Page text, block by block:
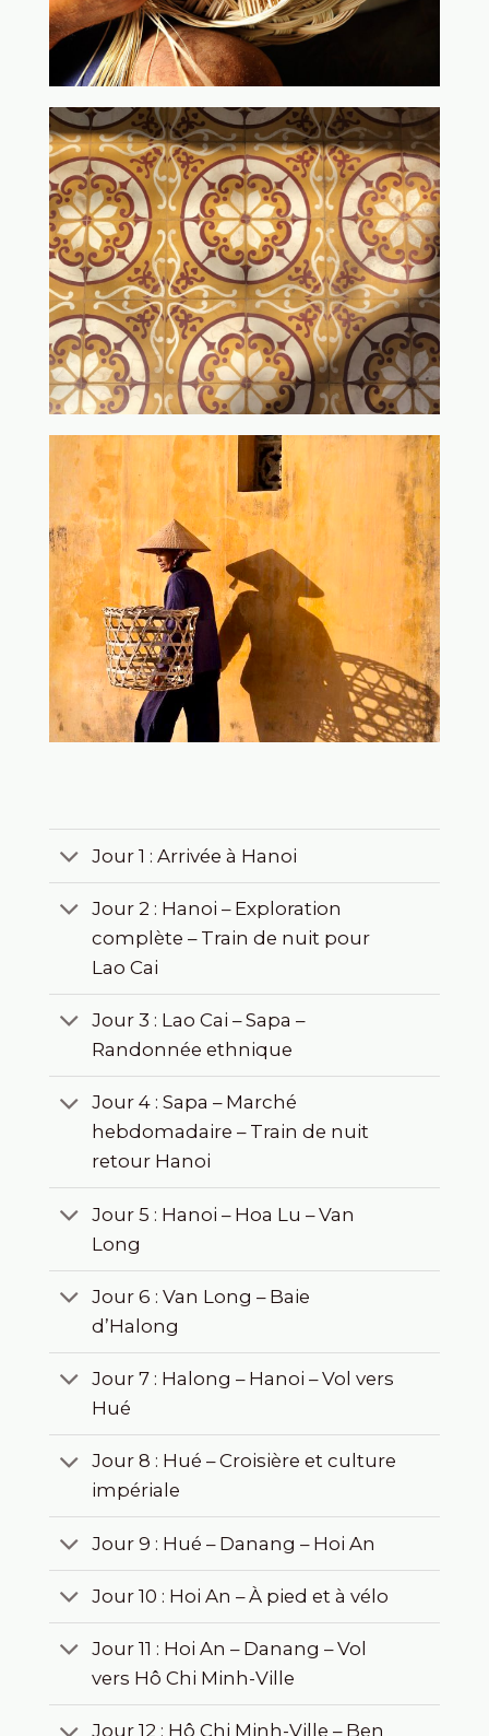
Jour 1 : Arrivée à Hanoi
Jour 2 : Hanoi – Exploration
complète – Train de nuit pour
Lao Cai
Jour 3 : Lao Cai – Sapa –
Randonnée ethnique
Jour 4 : Sapa – Marché
hebdomadaire – Train de nuit
retour Hanoi
Jour 5 : Hanoi – Hoa Lu – Van
Long
Jour 6 : Van Long – Baie
d’Halong
Jour 7 : Halong – Hanoi – Vol vers
Hué
Jour 8 : Hué – Croisière et culture
impériale
Jour 9 : Hué – Danang – Hoi An
Jour 10 : Hoi An – À pied et à vélo
Jour 11 : Hoi An – Danang – Vol
vers Hô Chi Minh-Ville
Jour 12 : Hô Chi Minh-Ville – Ben